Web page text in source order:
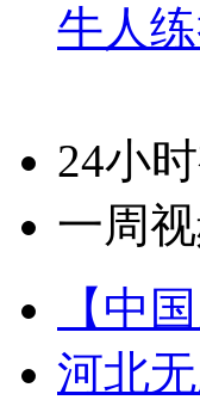
牛人
24小
一周
【中
河北